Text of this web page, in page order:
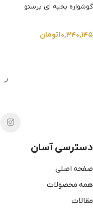
گوشواره بخیه ای پرستو
۱۰,۳۴۰,۱۴۵تومان
دسترسی آسان
صفحه اصلی
همه محصولات
مقالات